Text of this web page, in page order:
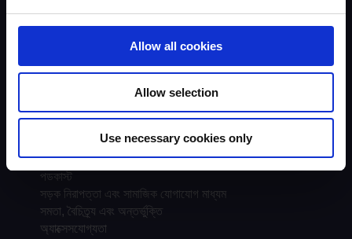
Allow all cookies
Allow selection
Use necessary cookies only
UKROEd মিডিয়া প্লেয়ার
প্রশংসাপত্র
প্রশিক্ষণ কোর্সের অবস্থান
সর্বশেষ সংবাদ
পডকাস্ট
সড়ক নিরাপত্তা এবং সামাজিক যোগাযোগ মাধ্যম
সমতা, বৈচিত্র্য এবং অন্তর্ভুক্তি
অ্যাক্সেসযোগ্যতা